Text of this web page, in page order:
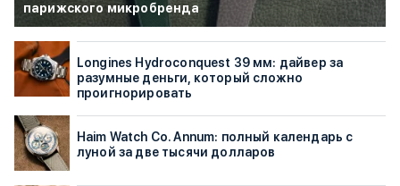
парижского микробренда
Longines Hydroconquest 39 мм: дайвер за
разумные деньги, который сложно
проигнорировать
Haim Watch Co. Annum: полный календарь с
луной за две тысячи долларов